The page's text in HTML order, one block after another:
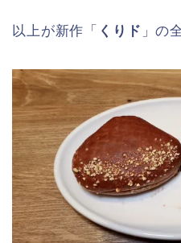
栗風味グレーズとゴー
かけたドーナツに熊本
クリーム
栗もホイップも大好物な